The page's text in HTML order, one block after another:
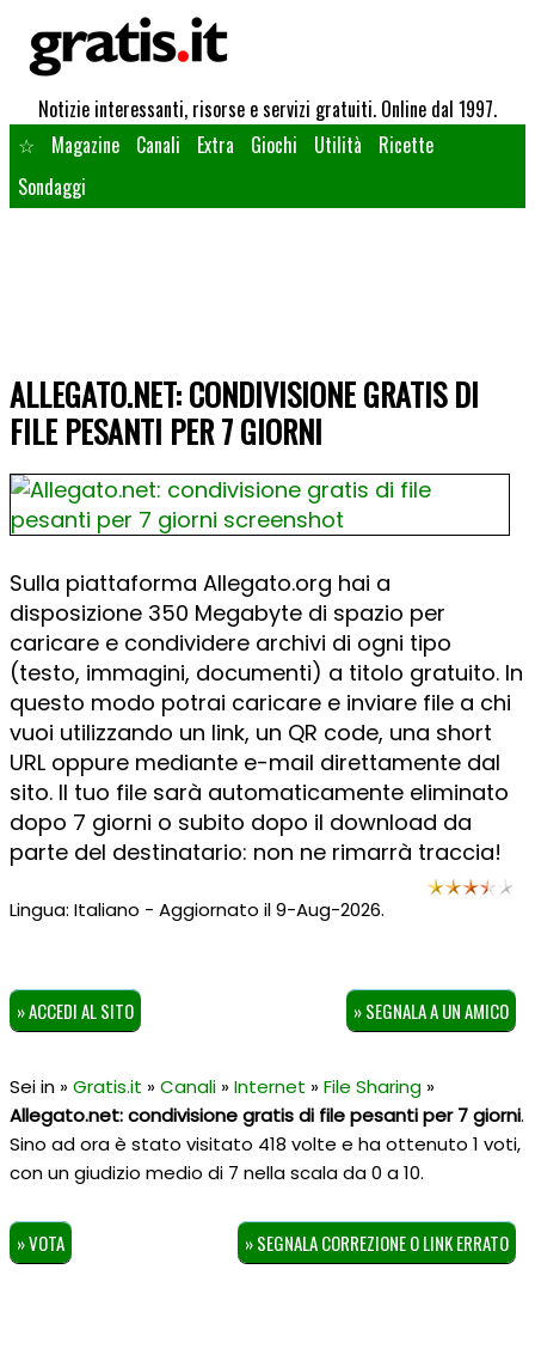
Notizie interessanti, risorse e servizi gratuiti. Online dal 1997.
☆
Magazine Canali Extra Giochi Utilità
Ricette
Sondaggi
ALLEGATO.NET: CONDIVISIONE GRATIS DI
FILE PESANTI PER 7 GIORNI
Sulla piattaforma Allegato.org hai a
disposizione 350 Megabyte di spazio per
caricare e condividere archivi di ogni tipo
(testo, immagini, documenti) a titolo gratuito. In
questo modo potrai caricare e inviare file a chi
vuoi utilizzando un link, un QR code, una short
URL oppure mediante e-mail direttamente dal
sito. Il tuo file sarà automaticamente eliminato
dopo 7 giorni o subito dopo il download da
parte del destinatario: non ne rimarrà traccia!
Lingua: Italiano - Aggiornato il 9-Aug-2026.
» ACCEDI AL SITO » SEGNALA A UN AMICO
Sei in »Gratis.it »Canali»Internet »File Sharing»
Allegato.net: condivisione gratis di file pesanti per 7 giorni.
Sino ad ora è stato visitato 418 volte e ha ottenuto 1 voti,
con un giudizio medio di 7 nella scala da0 a10.
» VOTA » SEGNALA CORREZIONE O LINK ERRATO